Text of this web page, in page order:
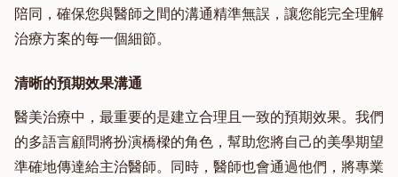
陪同，確保您與醫師之間的溝通精準無誤，讓您能完全理解
治療方案的每一個細節。
清晰的預期效果溝通
醫美治療中，最重要的是建立合理且一致的預期效果。我們
的多語言顧問將扮演橋樑的角色，幫助您將自己的美學期望
準確地傳達給主治醫師。同時，醫師也會通過他們，將專業